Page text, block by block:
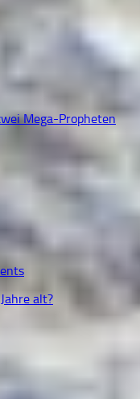
Mega-Propheten
alt?